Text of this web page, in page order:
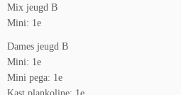
Mix jeugd B
Mini: 1e
Dames jeugd B
Mini: 1e
Mini pega: 1e